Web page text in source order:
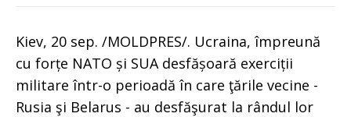
Kiev, 20 sep. /MOLDPRES/. Ucraina, împreună
cu forțe NATO și SUA desfășoară exerciții
militare într-o perioadă în care ţările vecine -
Rusia şi Belarus - au desfăşurat la rândul lor